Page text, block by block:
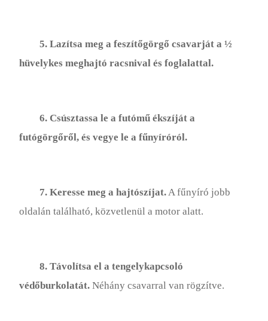
5. Lazítsa meg a feszítőgörgő csavarját a ½
hüvelykes meghajtó racsnival és foglalattal.
6. Csúsztassa le a futómű ékszíját a
futógörgőről, és vegye le a fűnyíróról.
7. Keresse meg a hajtószíjat.A fűnyíró jobb
oldalán található, közvetlenül a motor alatt.
8. Távolítsa el a tengelykapcsoló
védőburkolatát. Néhány csavarral van rögzítve.